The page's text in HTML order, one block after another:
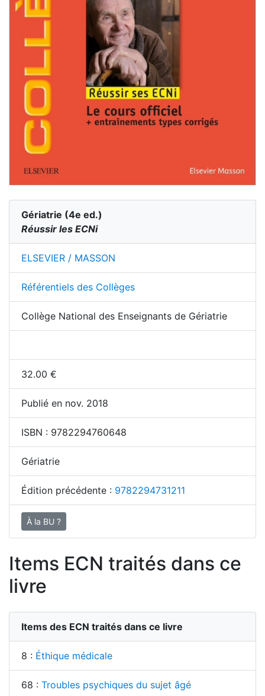
Gériatrie (4e ed.)
Réussir les ECNi
ELSEVIER / MASSON
Référentiels des Collèges
Collège National des Enseignants de Gériatrie
32.00 €
Publié en nov. 2018
ISBN : 9782294760648
Gériatrie
Édition précédente : 9782294731211
À la BU ?
Items ECN traités dans ce
livre
Items des ECN traités dans ce livre
8 : Éthique médicale
68 : Troubles psychiques du sujet âgé